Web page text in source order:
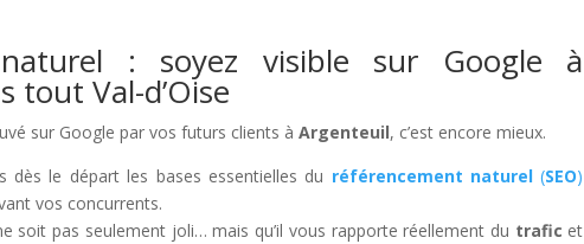
naturel : soyez visible sur Google à
tout Val-d’Oise
sur Google par vos futurs clients àArgenteuil, c’est encore mieux.
dès le départ les bases essentielles du référencement naturel (SEO)
vos concurrents.
soit pas seulement joli… mais qu’il vous rapporte réellement du trafic et